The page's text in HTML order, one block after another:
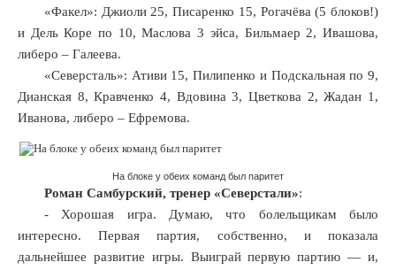
«Факел»: Джиоли 25, Писаренко 15, Рогачёва (5 блоков!)
и Дель Коре по 10, Маслова 3 эйса, Бильмаер 2, Ивашова,
либеро – Галеева.
«Северсталь»: Ативи 15, Пилипенко и Подскальная по 9,
Дианская 8, Кравченко 4, Вдовина 3, Цветкова 2, Жадан 1,
Иванова, либеро – Ефремова.
На блоке у обеих команд был паритет
Роман Самбурский, тренер «Северстали»:
- Хорошая игра. Думаю, что болельщикам было
интересно. Первая партия, собственно, и показала
дальнейшее развитие игры. Выиграй первую партию — и,